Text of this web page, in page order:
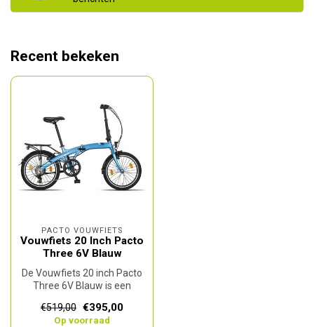
Recent bekeken
PACTO VOUWFIETS
Vouwfiets 20 Inch Pacto
Three 6V Blauw
De Vouwfiets 20 inch Pacto
Three 6V Blauw is een
fiets...
€519,00 €395,00
Op voorraad